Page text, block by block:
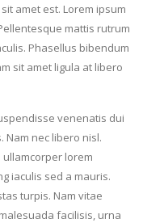
amet est. Lorem ipsum
mattis rutrum
Phasellus bibendum
sit amet ligula at libero
venenatis dui
Nam nec libero nisl.
lorem
iaculis sed a mauris.
turpis. Nam vitae
facilisis, urna